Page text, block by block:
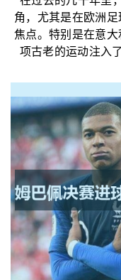
角，尤其是在欧洲
焦点。特别是在意
项古老的运动注入